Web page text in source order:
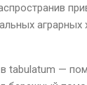
аграрных
tabulatum —